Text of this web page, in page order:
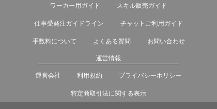
ワーカー用ガイド スキル販売ガイド
仕事受発注ガイドライン チャットご利用ガイド
手数料について よくある質問 お問い合わせ
運営情報
運営会社 利用規約 プライバシーポリシー
特定商取引法に関する表示